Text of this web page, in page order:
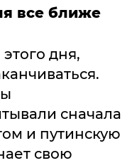
все ближе
дня,
сначала
и путинскую
свою